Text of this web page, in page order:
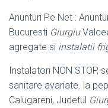
Anunturi Pe Net :
Bucuresti Giurgiu
agregate si instalatii
Instalatori NON STOP,
sanitare avariate. la
Calugareni, Judetul